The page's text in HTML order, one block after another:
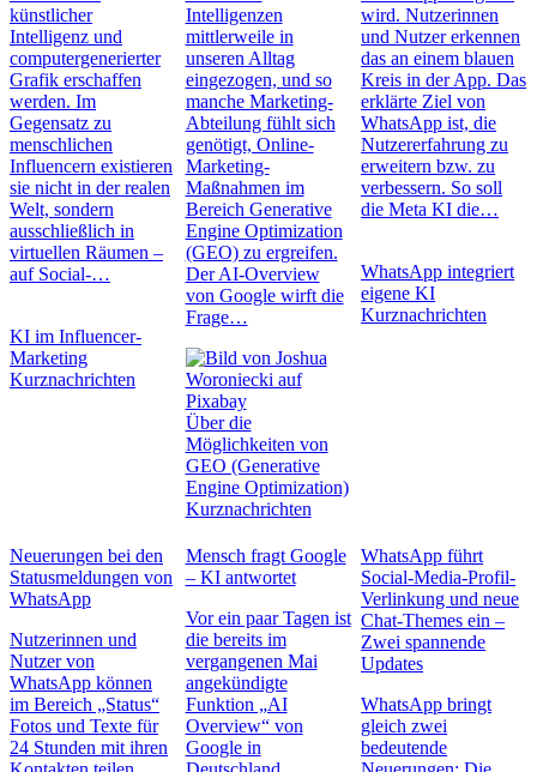
künstlicher
Intelligenz und
computergenerierter
Grafik erschaffen
werden. Im
Gegensatz zu
menschlichen
Influencern existieren
sie nicht in der realen
Welt, sondern
ausschließlich in
virtuellen Räumen –
auf Social-…
KI im Influencer-
Marketing
Kurznachrichten
Intelligenzen
mittlerweile in
unseren Alltag
eingezogen, und so
manche Marketing-
Abteilung fühlt sich
genötigt, Online-
Marketing-
Maßnahmen im
Bereich Generative
Engine Optimization
(GEO) zu ergreifen.
Der AI-Overview
von Google wirft die
Frage…
Über die
Möglichkeiten von
GEO (Generative
Engine Optimization)
Kurznachrichten
wird. Nutzerinnen
und Nutzer erkennen
das an einem blauen
Kreis in der App. Das
erklärte Ziel von
WhatsApp ist, die
Nutzererfahrung zu
erweitern bzw. zu
verbessern. So soll
die Meta KI die…
WhatsApp integriert
eigene KI
Kurznachrichten
Neuerungen bei den
Statusmeldungen von
WhatsApp
Nutzerinnen und
Nutzer von
WhatsApp können
im Bereich „Status“
Fotos und Texte für
24 Stunden mit ihren
Mensch fragt Google
– KI antwortet
Vor ein paar Tagen ist
die bereits im
vergangenen Mai
angekündigte
Funktion „AI
Overview“ von
Google in
WhatsApp führt
Social-Media-Profil-
Verlinkung und neue
Chat-Themes ein –
Zwei spannende
Updates
WhatsApp bringt
gleich zwei
bedeutende